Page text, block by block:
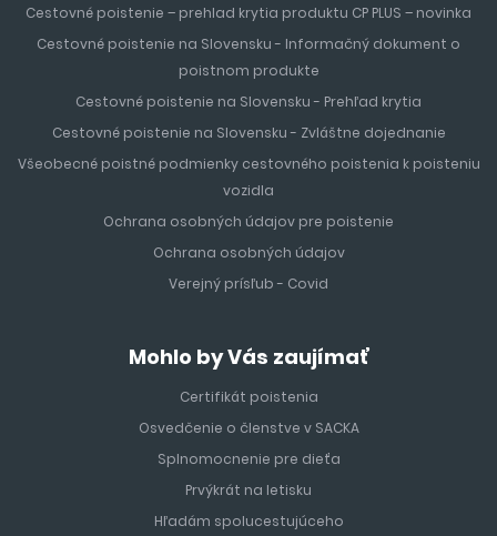
Cestovné poistenie – prehlad krytia produktu CP PLUS – novinka
Cestovné poistenie na Slovensku - Informačný dokument o
poistnom produkte
Cestovné poistenie na Slovensku - Prehľad krytia
Cestovné poistenie na Slovensku - Zvláštne dojednanie
Všeobecné poistné podmienky cestovného poistenia k poisteniu
vozidla
Ochrana osobných údajov pre poistenie
Ochrana osobných údajov
Verejný prísľub - Covid
Mohlo by Vás zaujímať
Certifikát poistenia
Osvedčenie o členstve v SACKA
Splnomocnenie pre dieťa
Prvýkrát na letisku
Hľadám spolucestujúceho